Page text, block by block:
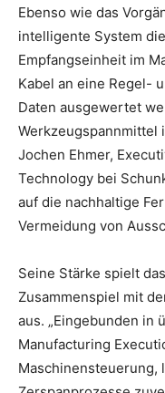
Ebenso wie das
intelligente System
Empfangseinheit im
Kabel an eine Regel-
Daten ausgewertet
Werkzeugspannmittel
Jochen Ehmer,
Technology bei
auf die nachhaltige
Vermeidung von
Seine Stärke spielt
Zusammenspiel mit
aus. „Eingebunden in
Manufacturing
Maschinensteuerung,